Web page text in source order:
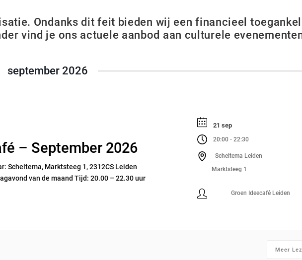
Ondanks dit feit bieden wij een financieel
vind je ons actuele aanbod aan culturele
september 2026
– September 2026
Scheltema, Marktsteeg 1, 2312CS Leiden
van de maand Tijd: 20.00 – 22.30 uur
21 sep
20:00 - 22:30
Scheltema Leiden
Marktsteeg 1
Groen Ideecafé Leiden
Meer